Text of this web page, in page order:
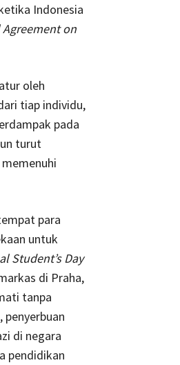
Indonesia
on
oleh
tiap individu,
pada
turut
para
untuk
Student’s Day
di Praha,
tanpa
penyerbuan
di negara
pendidikan